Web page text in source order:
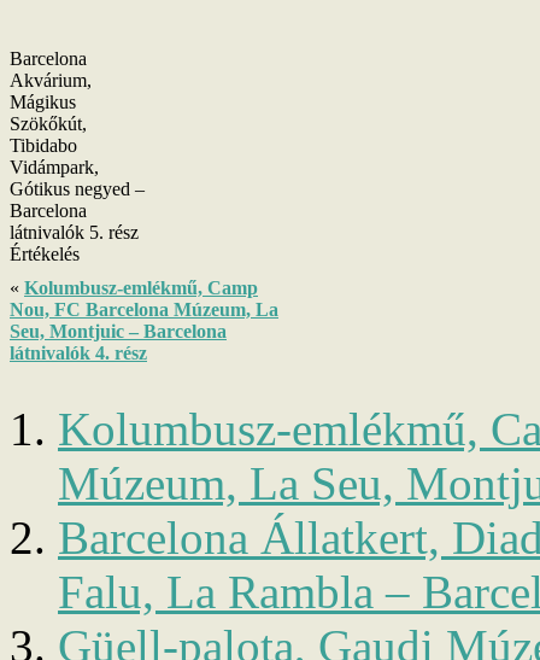
Barcelona
Akvárium,
Mágikus
Szökőkút,
Tibidabo
Vidámpark,
Gótikus negyed –
Barcelona
látnivalók 5. rész
Értékelés
« Kolumbusz-emlékmű, Camp
Nou, FC Barcelona Múzeum, La
Seu, Montjuic – Barcelona
látnivalók 4. rész
Kolumbusz-emlékmű,
Múzeum, La Seu,
Barcelona Állatkert,
Falu, La Rambla –
Güell-palota, Gaudi